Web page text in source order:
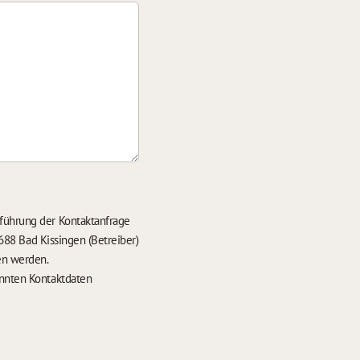
der Kontaktanfrage
Bad Kissingen (Betreiber)
werden.
Kontaktdaten